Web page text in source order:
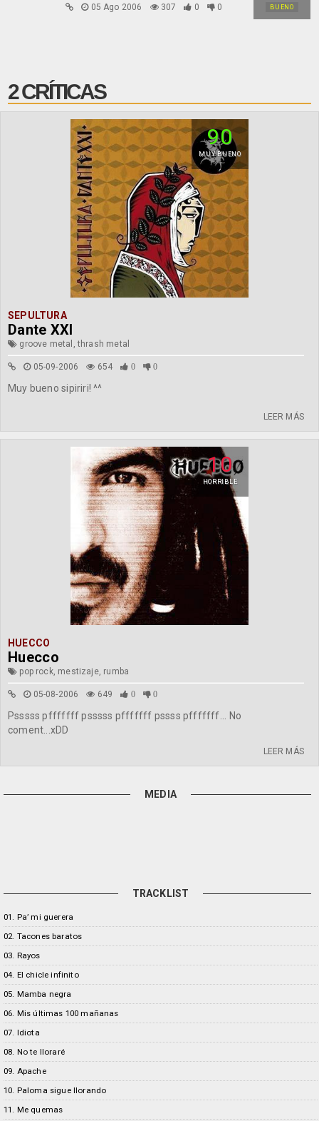
BUENO
05 Ago 2006 307 0 0
2 CRÍTICAS
90
MUY BUENO
SEPULTURA
Dante XXI
groove metal, thrash metal
05-09-2006 654 0 0
Muy bueno sipiriri! ^^
LEER MÁS
10
HORRIBLE
HUECCO
Huecco
pop rock, mestizaje, rumba
05-08-2006 649 0 0
Psssss pfffffff psssss pfffffff pssss pfffffff... No
coment...xDD
LEER MÁS
MEDIA
TRACKLIST
01. Pa’ mi guerera
02. Tacones baratos
03. Rayos
04. El chicle infinito
05. Mamba negra
06. Mis últimas 100 mañanas
07. Idiota
08. No te lloraré
09. Apache
10. Paloma sigue llorando
11. Me quemas